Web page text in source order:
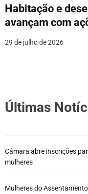
Habitação e
avançam com
29 de julho de 2026
Últimas
Câmara abre inscrições
mulheres
Mulheres do